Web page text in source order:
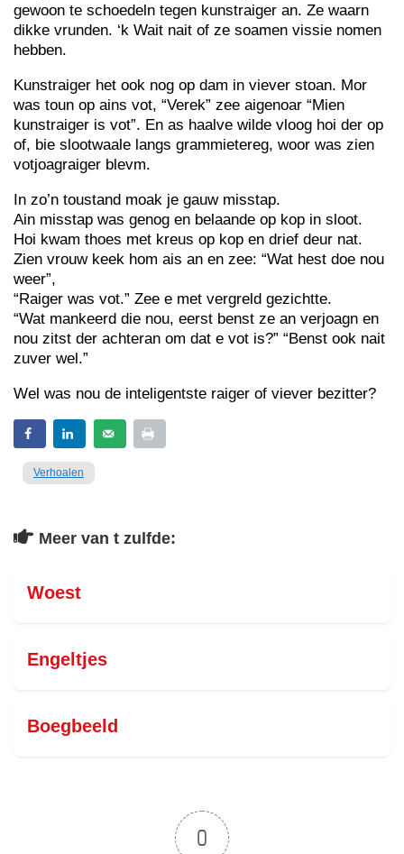
gewoon te schoedeln tegen kunstraiger an. Ze waarn
dikke vrunden. ‘k Wait nait of ze soamen vissie nomen
hebben.
Kunstraiger het ook nog op dam in viever stoan. Mor
was toun op ains vot, “Verek” zee aigenoar “Mien
kunstraiger is vot”. En as haalve wilde vloog hoi der op
of, bie slootwaale langs grammietereg, woor was zien
votjoagraiger blevm.
In zo’n toustand moak je gauw misstap.
Ain misstap was genog en belaande op kop in sloot.
Hoi kwam thoes met kreus op kop en drief deur nat.
Zien vrouw keek hom ais an en zee: “Wat hest doe nou
weer”,
“Raiger was vot.” Zee e met vergreld gezichtte.
“Wat mankeerd die nou, eerst benst ze an verjoagn en
nou zitst der achteran om dat e vot is?” “Benst ook nait
zuver wel.”
Wel was nou de inteligentste raiger of viever bezitter?
Verhoalen
Meer van t zulfde:
Woest
Engeltjes
Boegbeeld
0